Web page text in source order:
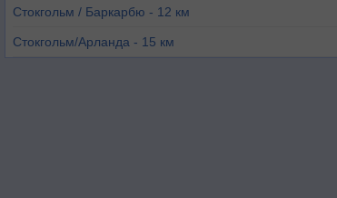
Стокгольм / Баркарбю - 12 км
Стокгольм/Арланда - 15 км